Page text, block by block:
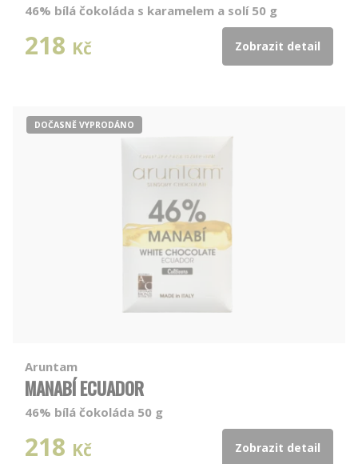
46% bílá čokoláda s karamelem a solí 50 g
218 Kč Zobrazit detail
DOČASNĚ VYPRODÁNO
Aruntam
MANABÍ ECUADOR
46% bílá čokoláda 50 g
218 Kč Zobrazit detail